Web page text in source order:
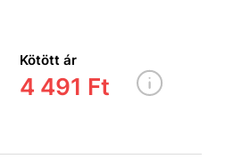
Kötött ár
4 491 Ft